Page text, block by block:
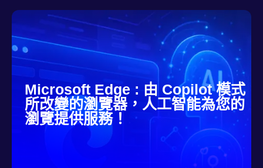
Microsoft Edge : 由 Copilot 模式
所改變的瀏覽器，人工智能為您的
瀏覽提供服務！